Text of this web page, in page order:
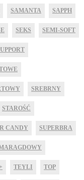
SAMANTA SAPPH
SEKS SEMI-SOFT
SREBRNY
STAROŚĆ
CANDY SUPERBRA
TEYLI TOP